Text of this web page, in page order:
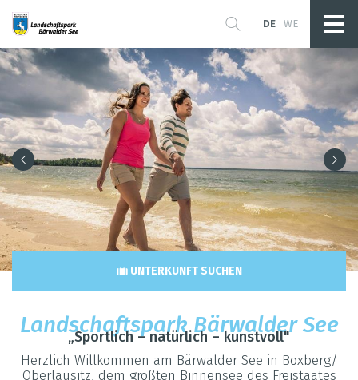
DE WE
UNTERKUNFT SUCHEN
Land­schafts­park Bär­wal­der See
„Sport­lich – natür­lich – kunst­voll"
Herz­lich Will­kom­men am Bär­wal­der See in Box­berg/
Ober­lau­sitz, dem grö­ß­ten Bin­nen­see des Frei­staa­tes